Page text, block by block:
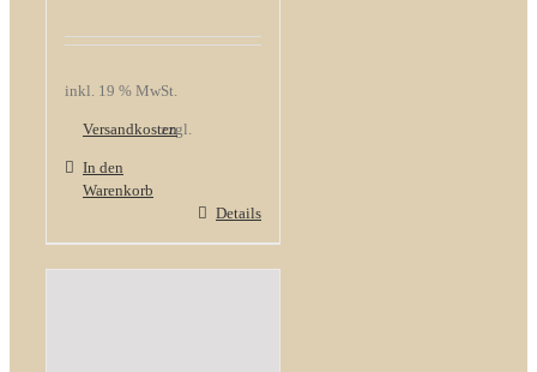
inkl. 19 % MwSt.
zzgl.
Versandkosten
In den
Warenkorb
Details